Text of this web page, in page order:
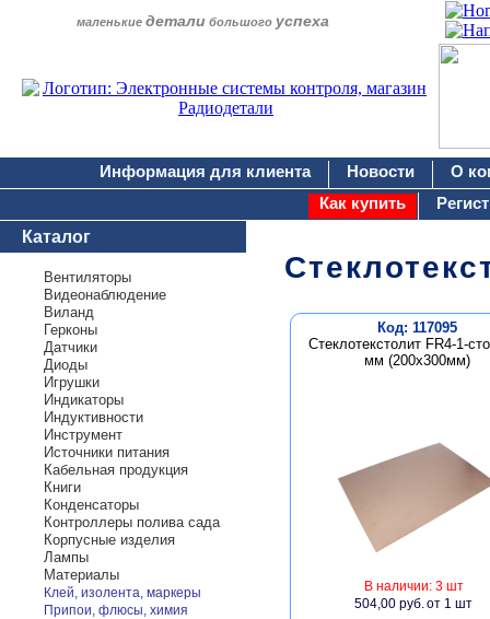
маленькие детали большого успеха
Информация для клиента Новости
О
Как купить
Каталог
Вентиляторы
Видеонаблюдение
Виланд
Герконы
Датчики
Диоды
Игрушки
Индикаторы
Индуктивности
Инструмент
Источники питания
Кабельная продукция
Книги
Конденсаторы
Контроллеры полива сада
Корпусные изделия
Лампы
Материалы
Клей, изолента, маркеры
Припои, флюсы, химия
Код: 117095
Стеклотекстолит FR4-1-
мм (200х300мм)
В наличии: 3 шт
504,00 руб.от 1 шт